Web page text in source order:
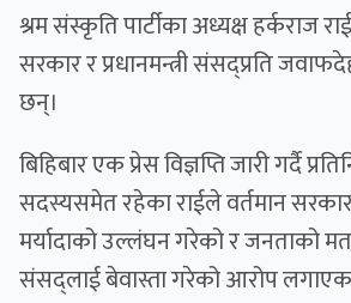
श्रम संस्कृति पार्टीका अध्यक्ष हर्कराज
सरकार र प्रधानमन्त्री संसद्प्रति
छन्।
बिहिबार एक प्रेस विज्ञप्ति जारी गर्दै
सदस्यसमेत रहेका राईले वर्तमान
मर्यादाको उल्लंघन गरेको र जनताको
संसद्लाई बेवास्ता गरेको आरोप